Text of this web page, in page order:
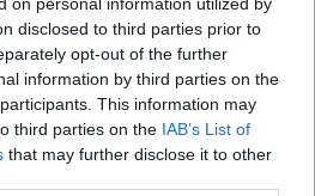
disclosed to third parties prior to
opt-out of the further
information by third parties on the
This information may
third parties on the IAB’s List of
that may further disclose it to other